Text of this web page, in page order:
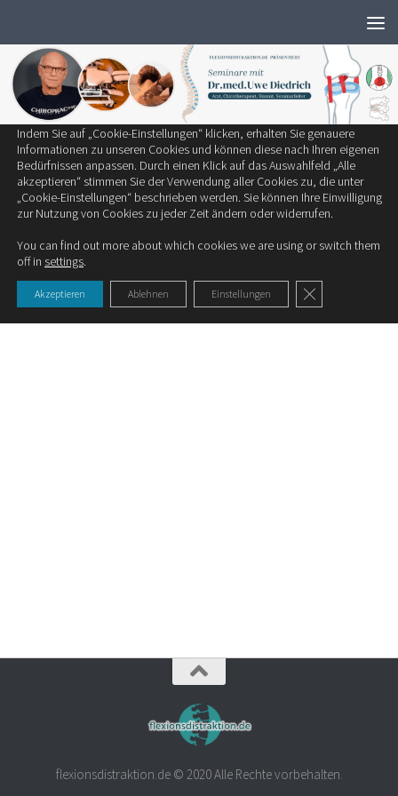
SCHLAGWÖRTER:TRAMPOLINUNFALL
KINDER/ STUDIEN
Trampolin Unfälle bei Kindern
flexionsdistraktion.de © 2020 Alle Rechte vorbehalten.
Wir verwenden ausschließlich notwendige Cookies, um die bestmögliche
Zum Einsatz kommen auf unserer Seite:
Technisch notwendige Cookies
Statistik-Cookies
Cookies von Drittanbietern
Indem Sie auf „Cookie-Einstellungen“ klicken, erhalten Sie genauere
Informationen zu unseren Cookies und können diese nach Ihren eigenen
Bedürfnissen anpassen. Durch einen Klick auf das Auswahlfeld „Alle
akzeptieren“ stimmen Sie der Verwendung aller Cookies zu, die unter
„Cookie-Einstellungen“ beschrieben werden. Sie können Ihre Einwilligung
zur Nutzung von Cookies zu jeder Zeit ändern oder widerrufen.
You can find out more about which cookies we are using or switch them
off in settings.
Akzeptieren Ablehnen Einstellungen GDPR Cookie-